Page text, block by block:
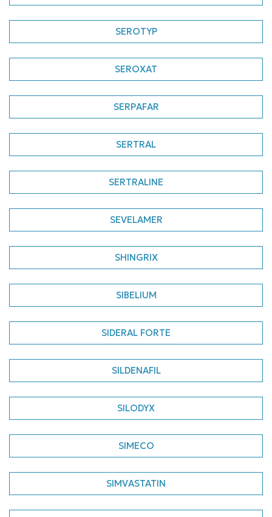
SEROTYP
SEROXAT
SERPAFAR
SERTRAL
SERTRALINE
SEVELAMER
SHINGRIX
SIBELIUM
SIDERAL FORTE
SILDENAFIL
SILODYX
SIMECO
SIMVASTATIN